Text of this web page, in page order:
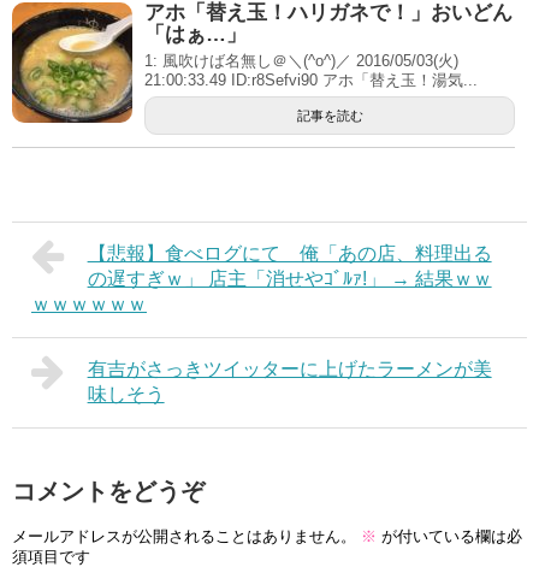
アホ「替え玉！ハリガネで！」おいどん
「はぁ…」
1: 風吹けば名無し＠＼(^o^)／ 2016/05/03(火)
21:00:33.49 ID:r8Sefvi90 アホ「替え玉！湯気...
記事を読む
【悲報】食べログにて 俺「あの店、料理出る
の遅すぎｗ」 店主「消せやｺﾞﾙｧ!」 → 結果ｗｗ
ｗｗｗｗｗｗ
有吉がさっきツイッターに上げたラーメンが美
味しそう
コメントをどうぞ
メールアドレスが公開されることはありません。 ※ が付いている欄は必
須項目です